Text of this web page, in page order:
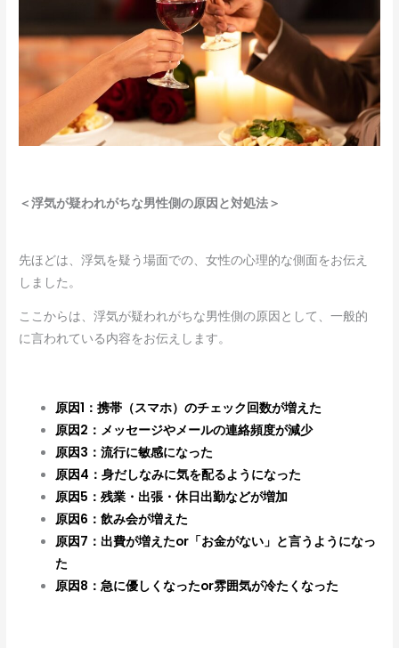
＜浮気が疑われがちな男性側の原因と対処法＞
先ほどは、浮気を疑う場面での、女性の心理的な側面をお伝え
しました。
ここからは、浮気が疑われがちな男性側の原因として、一般的
に言われている内容をお伝えします。
原因1：携帯（スマホ）のチェック回数が増えた
原因2：メッセージやメールの連絡頻度が減少
原因3：流行に敏感になった
原因4：身だしなみに気を配るようになった
原因5：残業・出張・休日出勤などが増加
原因6：飲み会が増えた
原因7：出費が増えたor「お金がない」と言うようになっ
た
原因8：急に優しくなったor雰囲気が冷たくなった